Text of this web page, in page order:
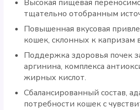
Высокая пищевая
тщательно отобранным
Повышенная вкусовая
кошек, склонных к капризам
Поддержка здоровья почек
аргинина, комплекса
жирных кислот.
Сбалансированный состав,
потребности кошек с